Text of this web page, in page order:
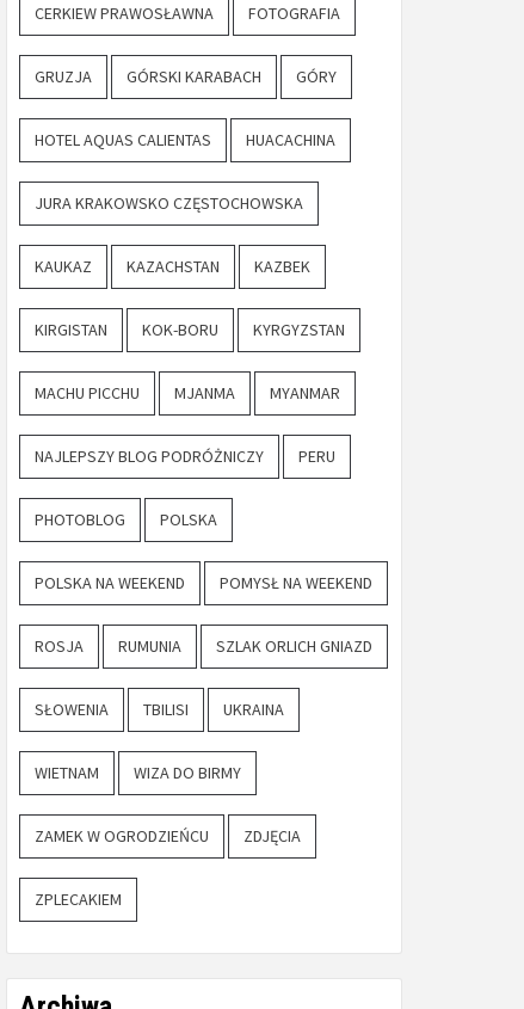
CERKIEW PRAWOSŁAWNA FOTOGRAFIA
GRUZJA GÓRSKI KARABACH GÓRY
HOTEL AQUAS CALIENTAS HUACACHINA
JURA KRAKOWSKO CZĘSTOCHOWSKA
KAUKAZ KAZACHSTAN KAZBEK
KIRGISTAN KOK-BORU KYRGYZSTAN
MACHU PICCHU MJANMA MYANMAR
NAJLEPSZY BLOG PODRÓŻNICZY PERU
PHOTOBLOG POLSKA
POLSKA NA WEEKEND POMYSŁ NA WEEKEND
ROSJA RUMUNIA SZLAK ORLICH GNIAZD
SŁOWENIA TBILISI UKRAINA
WIETNAM WIZA DO BIRMY
ZAMEK W OGRODZIEŃCU ZDJĘCIA
ZPLECAKIEM